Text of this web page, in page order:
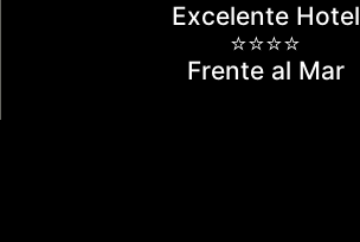
Excelente Hotel
⭐⭐⭐⭐
Frente al Mar